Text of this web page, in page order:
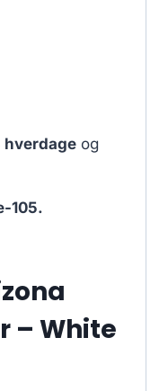
hverdage og
105.
– White